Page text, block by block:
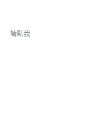
請點我